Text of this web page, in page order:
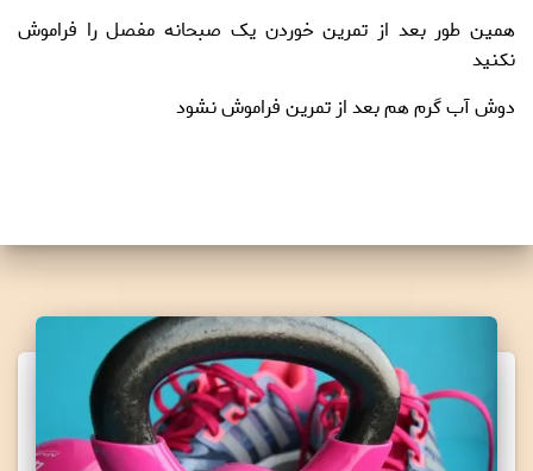
همین طور بعد از تمرین خوردن یک صبحانه مفصلرا فراموش
نکنید
دوش آب گرم هم بعد از تمرین فراموش نشود